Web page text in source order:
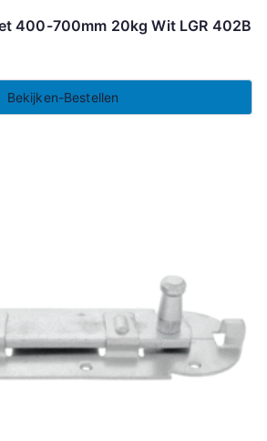
400-700mm 20kg Wit LGR 402B
Bekijken-Bestellen